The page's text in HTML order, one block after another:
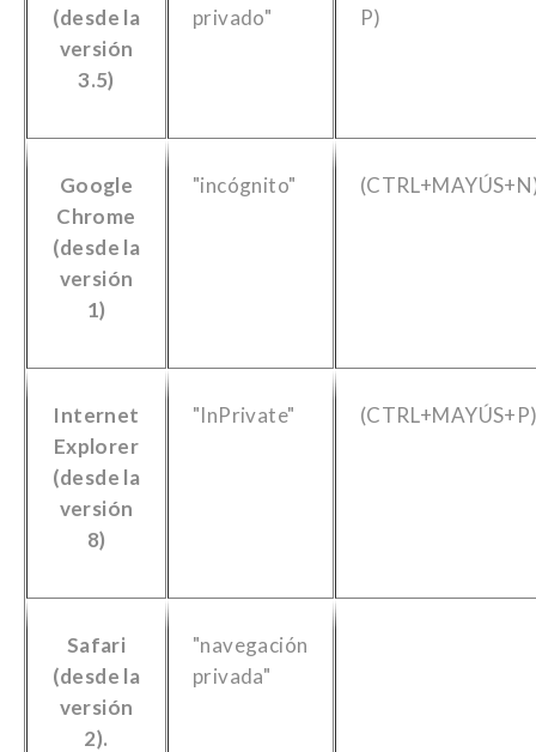
(desde la
versión
3.5)
privado"
P)
Google
Chrome
(desde la
versión
1)
"incógnito"
Internet
Explorer
(desde la
versión
8)
"InPrivate"
Safari
(desde la
versión
2).
"navegación
privada"